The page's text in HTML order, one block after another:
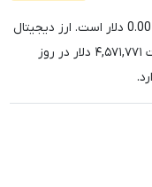
دلار است. ارز دیجیتال
۴,۵۷۱,۷۷۱ دلار در روز